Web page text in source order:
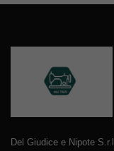
Del Giudice e Nipote S.r.l.